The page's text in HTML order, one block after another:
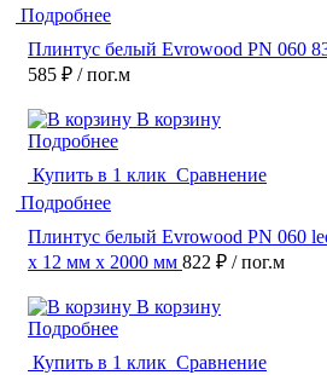
Подробнее
Плинтус белый Evrowood PN 060
585 ₽ / пог.м
В корзину
Подробнее
Купить в 1 клик Сравнение
Подробнее
Плинтус белый Evrowood PN 060
х 12 мм х 2000 мм 822 ₽ / пог.м
В корзину
Подробнее
Купить в 1 клик Сравнение